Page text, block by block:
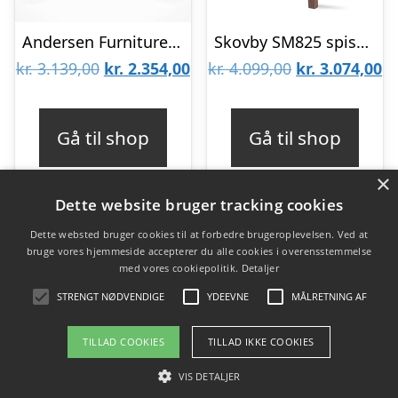
Andersen Furniture Scope spisebordsstol – Sort / Brass / Hvidpig. mat lak : Erling Christensen Møbler
kr.3.139,00 Den
kr. 2.354,00Den
Gå til shop
Skovby SM825 spisebordsstol – Valnød naturolie – Læder : Erling Christensen Møbler
kr.4.099,00 Den
kr. 4.099,00.
kr. 3.074,00
Gå til shop
Varekategorier
Produkter
×
Dette website bruger tracking cookies
Dette websted bruger cookies til at forbedre brugeroplevelsen. Ved at
bruge vores hjemmeside accepterer du alle cookies i overensstemmelse
med vores cookiepolitik. Detaljer
STRENGT NØDVENDIGE YDEEVNE MÅLRETNING AF
TILLAD COOKIES TILLAD IKKE COOKIES
VIS DETALJER